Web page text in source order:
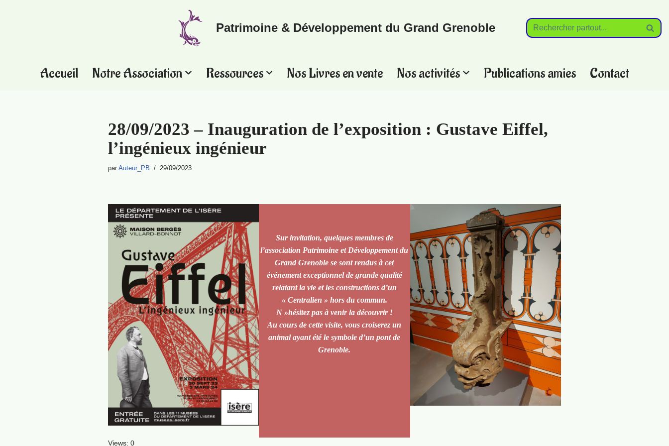
Patrimoine & Développement du Grand Grenoble
Accueil Notre Association Ressources Nos Livres en vente Nos activités Publications amies Contact
28/09/2023 – Inauguration de l’exposition : Gustave Eiffel,
l’ingénieux ingénieur
par Auteur_PB 29/09/2023
Sur invitation, quelques membres de
l’association Patrimoine et Développement du
Grand Grenoble se sont rendus à cet
événement exceptionnel de grande qualité
relatant la vie et les constructions d’un
« Centralien » hors du commun.
N »hésitez pas à venir la découvrir !
Au cours de cette visite, vous croiserez un
animal ayant été le symbole d’un pont de
Grenoble.
Views: 0